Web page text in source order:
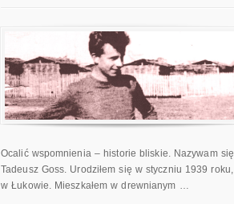
Ocalić wspomnienia – historie bliskie. Nazywam się
Tadeusz Goss. Urodziłem się w styczniu 1939 roku,
w Łukowie. Mieszkałem w drewnianym …